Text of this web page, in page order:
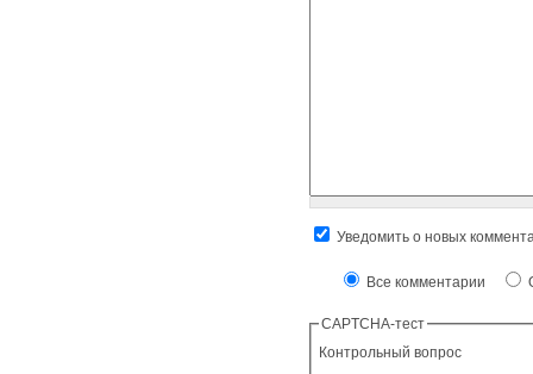
Уведомить о новых
Все комментарии
CAPTCHA-тест
Контрольный вопрос